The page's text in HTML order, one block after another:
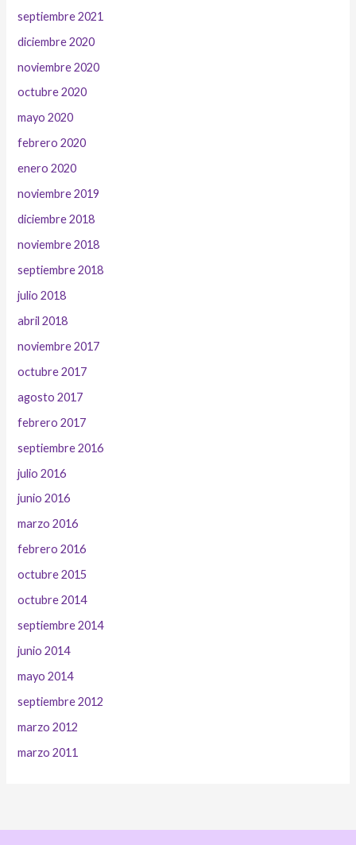
septiembre 2021
diciembre 2020
noviembre 2020
octubre 2020
mayo 2020
febrero 2020
enero 2020
noviembre 2019
diciembre 2018
noviembre 2018
septiembre 2018
julio 2018
abril 2018
noviembre 2017
octubre 2017
agosto 2017
febrero 2017
septiembre 2016
julio 2016
junio 2016
marzo 2016
febrero 2016
octubre 2015
octubre 2014
septiembre 2014
junio 2014
mayo 2014
septiembre 2012
marzo 2012
marzo 2011